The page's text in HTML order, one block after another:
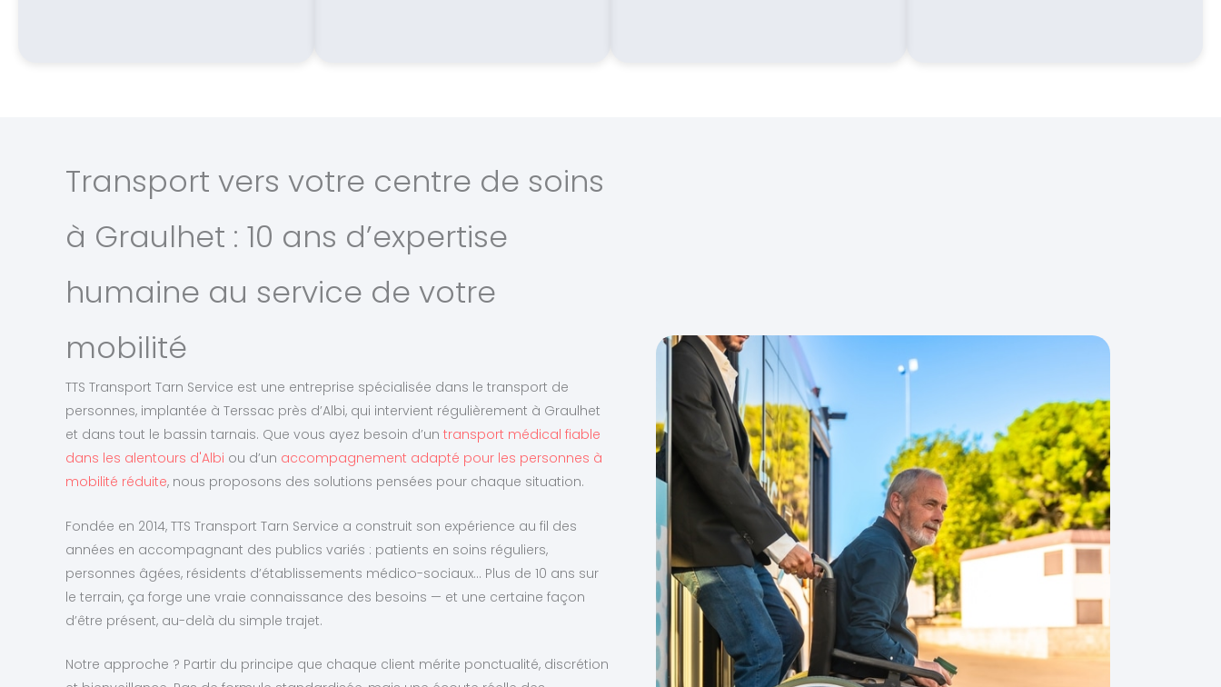
Transport vers votre centre de soins
à Graulhet : 10 ans d’expertise
humaine au service de votre
mobilité
TTS Transport Tarn Service est une entreprise spécialisée dans le transport de
personnes, implantée à Terssac près d’Albi, qui intervient régulièrement à Graulhet
et dans tout le bassin tarnais. Que vous ayez besoin d’un transport médical fiable
dans les alentours d'Albi ou d’un accompagnement adapté pour les personnes à
mobilité réduite, nous proposons des solutions pensées pour chaque situation.
Fondée en 2014, TTS Transport Tarn Service a construit son expérience au fil des
années en accompagnant des publics variés : patients en soins réguliers,
personnes âgées, résidents d’établissements médico-sociaux… Plus de 10 ans sur
le terrain, ça forge une vraie connaissance des besoins — et une certaine façon
d’être présent, au-delà du simple trajet.
Notre approche ? Partir du principe que chaque client mérite ponctualité, discrétion